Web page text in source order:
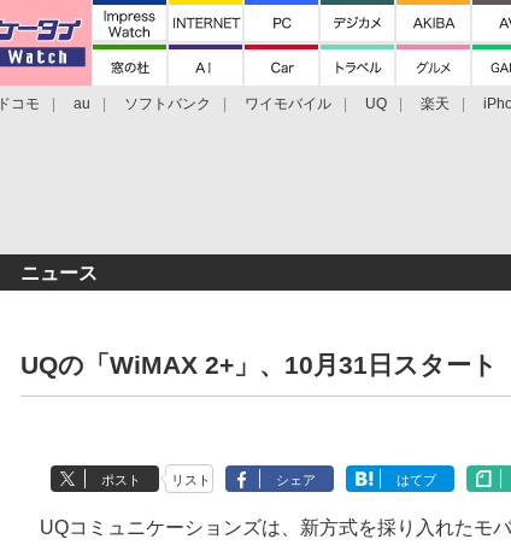
ドコモ au ソフトバンク ワイモバイル UQ 楽天
ニュース
UQの「WiMAX 2+」、10月31日スタート
ポスト リスト シェア はてブ
UQコミュニケーションズは、新方式を採り入れたモ